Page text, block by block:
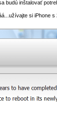
budú inštalovať
si iPhone s